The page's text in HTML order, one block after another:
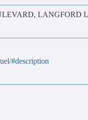
LANGFORD
#description